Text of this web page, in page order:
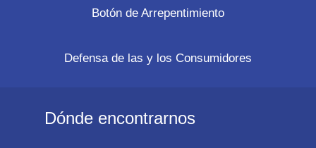
Botón de Arrepentimiento
Defensa de las y los Consumidores
Dónde encontrarnos